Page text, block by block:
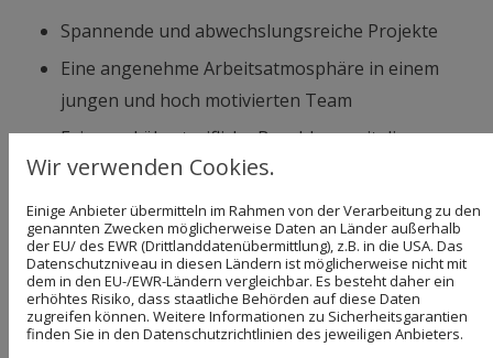
Spannende und abwechslungsreiche Projekte
Eine angenehme Arbeitsatmosphäre in einem
jungen und hoch motivierten Team
Faire und übertarifliche Bezahlung mit diversen
Benefits
Attraktive betriebliche Altersvorsorge
Einen unbefristeten Arbeitsvertrag
Hochwertiges Markenwerkzeug und moderne
Arbeitskleidung
Wir verwenden Cookies.
Einige Anbieter übermitteln im Rahmen von der Verarbeitung zu den
genannten Zwecken möglicherweise Daten an Länder außerhalb
der EU/ des EWR (Drittlanddatenübermittlung), z.B. in die USA. Das
Datenschutzniveau in diesen Ländern ist möglicherweise nicht mit
dem in den EU-/EWR-Ländern vergleichbar. Es besteht daher ein
erhöhtes Risiko, dass staatliche Behörden auf diese Daten
zugreifen können. Weitere Informationen zu Sicherheitsgarantien
finden Sie in den Datenschutzrichtlinien des jeweiligen Anbieters.